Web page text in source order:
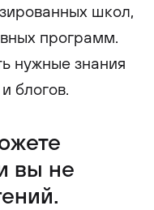
школ,
программ.
нужные знания
блогов.
вы не